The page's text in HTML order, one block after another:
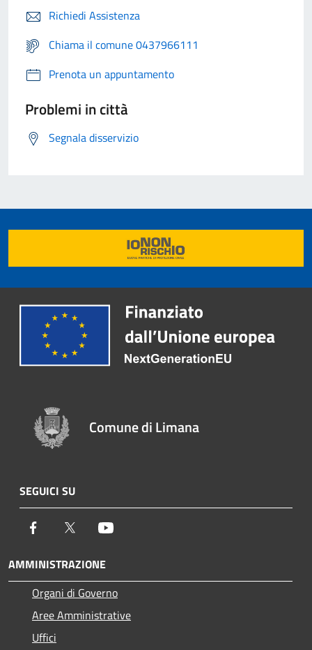
Richiedi Assistenza
Chiama il comune 0437966111
Prenota un appuntamento
Problemi in città
Segnala disservizio
Comune di Limana
SEGUICI SU
Facebook Twitter
AMMINISTRAZIONE
Organi di Governo
Aree Amministrative
Uffici